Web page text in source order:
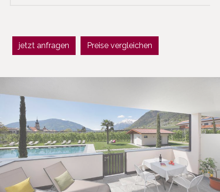
jetzt anfragen Preise vergleichen